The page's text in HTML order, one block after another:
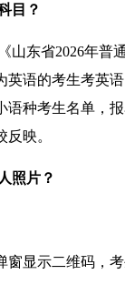
目？
山东省2026年
语的考生考英
种考生名单，
映。
照片？
窗显示二维码，